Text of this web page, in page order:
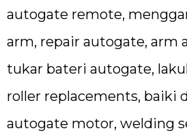
autogate remote,
arm, repair autogate, arm
tukar bateri autogate,
roller replacements, baiki
autogate motor, welding